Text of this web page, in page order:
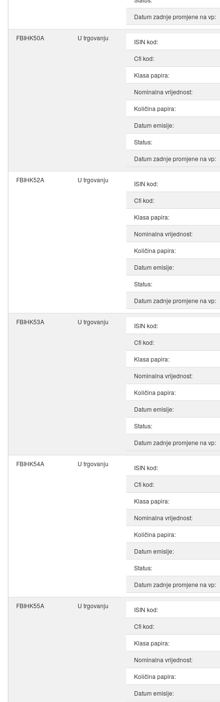
Datum zadnje promjene na vp:
FBIHK50A U trgovanju
ISIN kod:
Cfi kod:
Klasa papira:
Nominalna vrijednost:
Količina papira:
Datum emisije:
Status:
Datum zadnje promjene na vp:
FBIHK52A U trgovanju
ISIN kod:
Cfi kod:
Klasa papira:
Nominalna vrijednost:
Količina papira:
Datum emisije:
Status:
Datum zadnje promjene na vp:
FBIHK53A U trgovanju
ISIN kod:
Cfi kod:
Klasa papira:
Nominalna vrijednost:
Količina papira:
Datum emisije:
Status:
Datum zadnje promjene na vp:
FBIHK54A U trgovanju
ISIN kod:
Cfi kod:
Klasa papira:
Nominalna vrijednost:
Količina papira:
Datum emisije:
Status:
Datum zadnje promjene na vp:
FBIHK55A U trgovanju
ISIN kod:
Cfi kod:
Klasa papira:
Nominalna vrijednost:
Količina papira:
Datum emisije: